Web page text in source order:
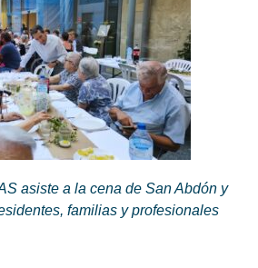
asiste a la cena de San Abdón y
familias y profesionales